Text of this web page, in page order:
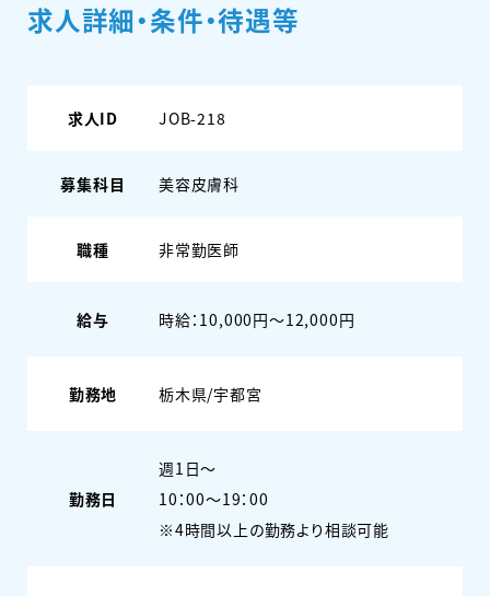
求人詳細・条件・待遇等
求人ID JOB-218
募集科目 美容皮膚科
職種 非常勤医師
給与 時給：10,000円〜12,000円
勤務地 栃木県/宇都宮
勤務日
週1日〜
10：00～19：00
※4時間以上の勤務より相談可能